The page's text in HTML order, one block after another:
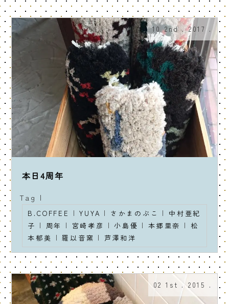
10 2nd . 2017 .
本日4周年
Tag |
B.COFFEE |YUYA | さかまのぶこ | 中村亜紀
子 | 周年 | 宮崎孝彦 |小島優 |本郷里奈 | 松
本郁美 |羅以音窯 | 芦澤和洋
02 1st . 2015 .